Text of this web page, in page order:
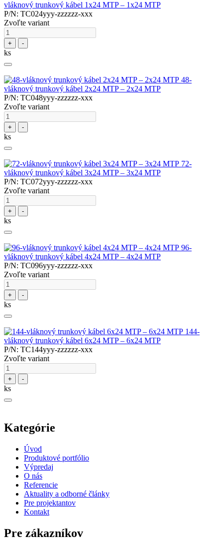
vláknový trunkový kábel 1x24 MTP – 1x24 MTP
P/N: TC024yyy-zzzzzz-xxx
Zvoľte variant
+ -
ks
48-
vláknový trunkový kábel 2x24 MTP – 2x24 MTP
P/N: TC048yyy-zzzzzz-xxx
Zvoľte variant
+ -
ks
72-
vláknový trunkový kábel 3x24 MTP – 3x24 MTP
P/N: TC072yyy-zzzzzz-xxx
Zvoľte variant
+ -
ks
96-
vláknový trunkový kábel 4x24 MTP – 4x24 MTP
P/N: TC096yyy-zzzzzz-xxx
Zvoľte variant
+ -
ks
144-
vláknový trunkový kábel 6x24 MTP – 6x24 MTP
P/N: TC144yyy-zzzzzz-xxx
Zvoľte variant
+ -
ks
Kategórie
Úvod
Produktové portfólio
Výpredaj
O nás
Referencie
Aktuality a odborné články
Pre projektantov
Kontakt
Pre zákazníkov